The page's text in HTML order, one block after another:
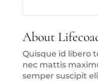
About
Quisque id libero
nec mattis
semper suscipit